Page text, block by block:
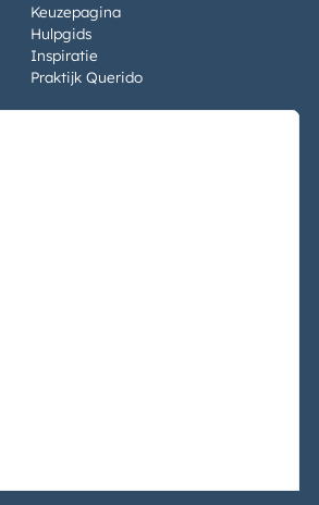
Keuzepagina
Hulpgids
Inspiratie
Praktijk Querido